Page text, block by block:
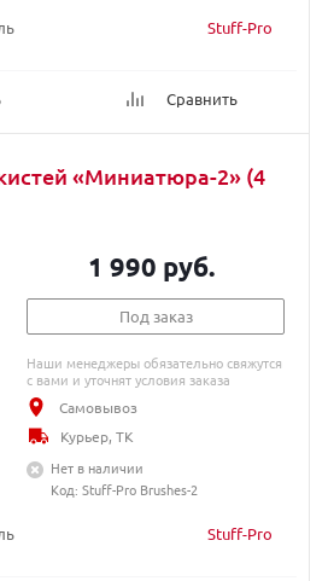
Stuff-Pro
Сравнить
«Миниатюра-2» (4
Stuff-Pro
1 990 руб.
Под заказ
Наши менеджеры обязательно свяжутся
с вами и уточнят условия заказа
Самовывоз
Курьер, ТК
Нет в наличии
Код: Stuff-Pro Brushes-2